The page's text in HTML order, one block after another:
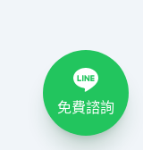
免費諮詢